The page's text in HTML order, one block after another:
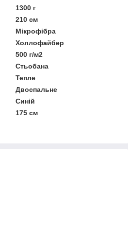
1300 г
210 см
Мікрофібра
Холлофайбер
500 г/м2
Стьобана
Тепле
Двоспальне
Синій
175 см